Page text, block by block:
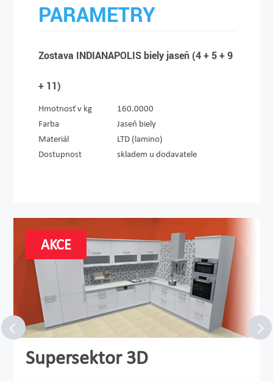
PARAMETRY
Zostava INDIANAPOLIS biely jaseň (4 + 5 + 9
+ 11)
Hmotnosť v kg
160.0000
Farba
Jaseň biely
Materiál
LTD (lamino)
Dostupnost
skladem u dodavatele
AKCE
Supersektor 3D